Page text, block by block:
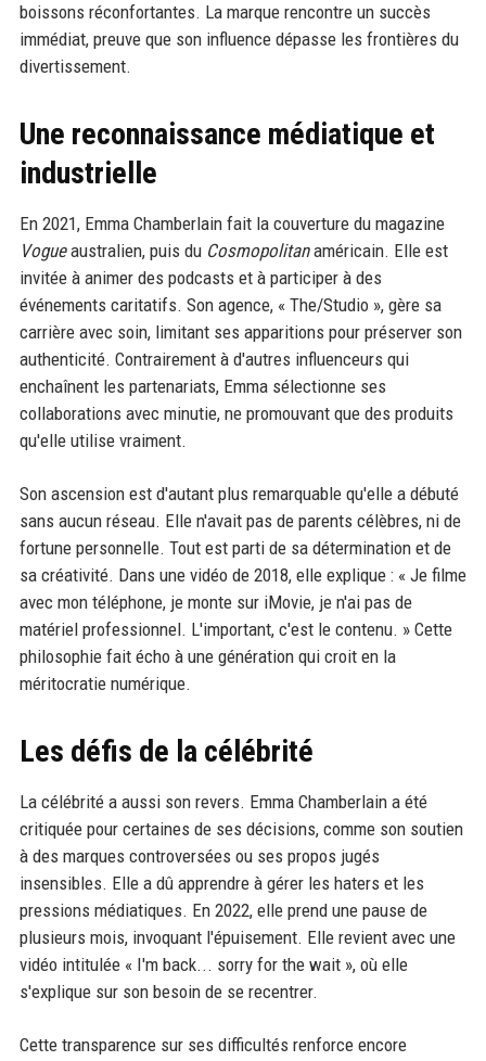
boissons réconfortantes. La marque rencontre un succès
immédiat, preuve que son influence dépasse les frontières du
divertissement.
Une reconnaissance médiatique et
industrielle
En 2021, Emma Chamberlain fait la couverture du magazine
Vogueaustralien, puis du Cosmopolitanaméricain. Elle est
invitée à animer des podcasts et à participer à des
événements caritatifs. Son agence, « The/Studio », gère sa
carrière avec soin, limitant ses apparitions pour préserver son
authenticité. Contrairement à d'autres influenceurs qui
enchaînent les partenariats, Emma sélectionne ses
collaborations avec minutie, ne promouvant que des produits
qu'elle utilise vraiment.
Son ascension est d'autant plus remarquable qu'elle a débuté
sans aucun réseau. Elle n'avait pas de parents célèbres, ni de
fortune personnelle. Tout est parti de sa détermination et de
sa créativité. Dans une vidéo de 2018, elle explique : « Je filme
avec mon téléphone, je monte sur iMovie, je n'ai pas de
matériel professionnel. L'important, c'est le contenu. » Cette
philosophie fait écho à une génération qui croit en la
méritocratie numérique.
Les défis de la célébrité
La célébrité a aussi son revers. Emma Chamberlain a été
critiquée pour certaines de ses décisions, comme son soutien
à des marques controversées ou ses propos jugés
insensibles. Elle a dû apprendre à gérer les haters et les
pressions médiatiques. En 2022, elle prend une pause de
plusieurs mois, invoquant l'épuisement. Elle revient avec une
vidéo intitulée « I'm back... sorry for the wait », où elle
s'explique sur son besoin de se recentrer.
Cette transparence sur ses difficultés renforce encore